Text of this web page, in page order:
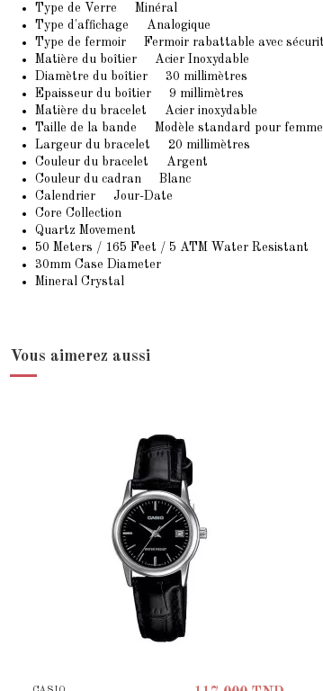
Type de Verre Minéral
Type d'affichage Analogique
Type de fermoir Fermoir rabattable avec
Matière du boîtier Acier Inoxydable
Diamètre du boîtier 30 millimètres
Epaisseur du boîtier 9 millimètres
Matière du bracelet Acier inoxydable
Taille de la bande Modèle standard pour
Largeur du bracelet 20 millimètres
Couleur du bracelet Argent
Couleur du cadran Blanc
Calendrier Jour-Date
Core Collection
Quartz Movement
50 Meters / 165 Feet / 5 ATM Water Resistant
30mm Case Diameter
Mineral Crystal
Vous aimerez aussi